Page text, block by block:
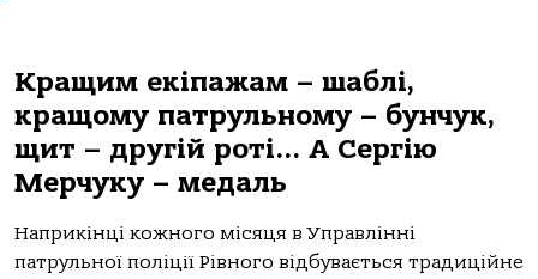
Кращим екіпажам – шаблі,
кращому патрульному – бунчук,
щит – другій роті… А Сергію
Мерчуку – медаль
Наприкінці кожного місяця в Управлінні
патрульної поліції Рівного відбувається традиційне